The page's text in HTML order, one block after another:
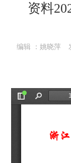
资料
编辑 ： 姚晓萍